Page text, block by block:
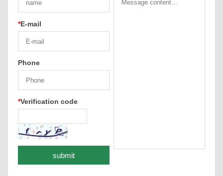
*E-mail
Phone
*Verification code